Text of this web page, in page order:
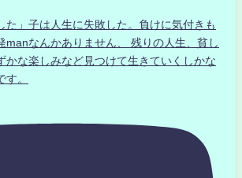
た」子は人生に失敗した。負けに気付きも
manなんかありません、 残りの人生、貧し
かな楽しみなど見つけて生きていくしかな
。